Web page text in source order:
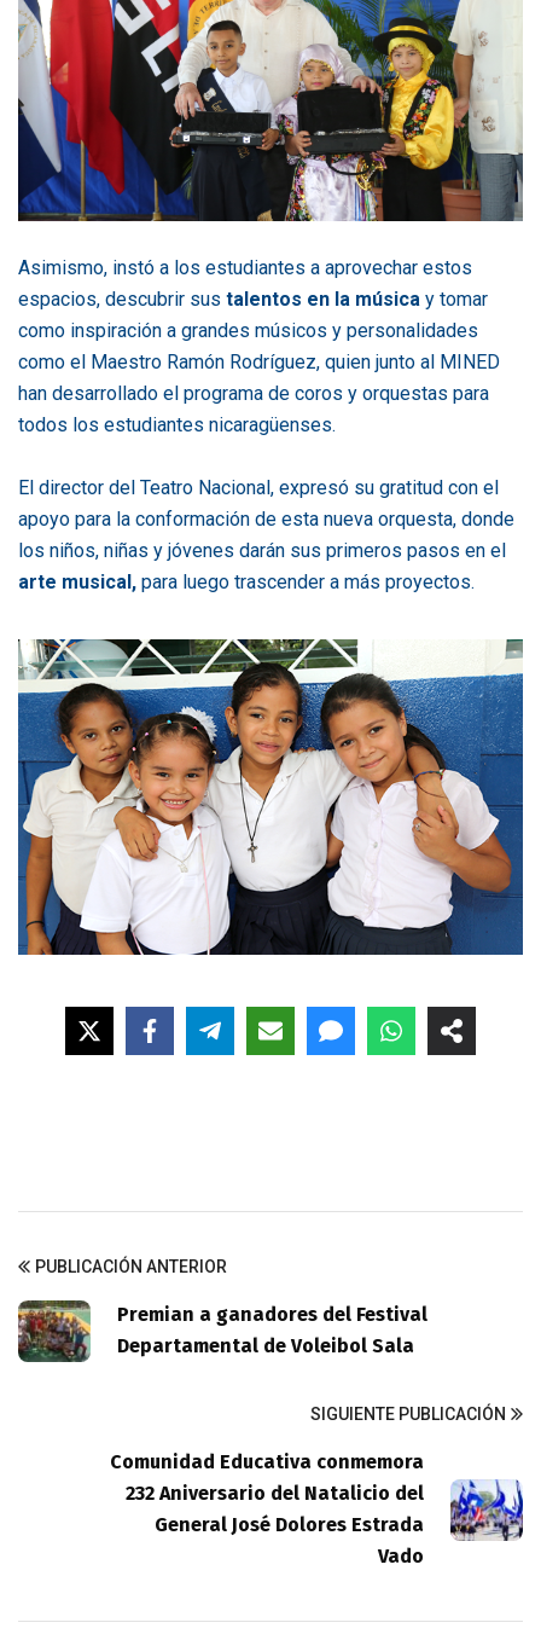
Asimismo, instó a los estudiantes a aprovechar estos
espacios, descubrir sus talentos en la música y tomar
como inspiración a grandes músicos y personalidades
como el Maestro Ramón Rodríguez, quien junto al MINED
han desarrollado el programa de coros y orquestas para
todos los estudiantes nicaragüenses.
El director del Teatro Nacional, expresó su gratitud con el
apoyo para la conformación de esta nueva orquesta, donde
los niños, niñas y jóvenes darán sus primeros pasos en el
arte musical, para luego trascender a más proyectos.
PUBLICACIÓN ANTERIOR
Premian a ganadores del Festival
Departamental de Voleibol Sala
SIGUIENTE PUBLICACIÓN
Comunidad Educativa conmemora
232 Aniversario del Natalicio del
General José Dolores Estrada
Vado